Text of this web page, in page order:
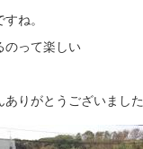
ね。
のって楽しい
ありがとうございました